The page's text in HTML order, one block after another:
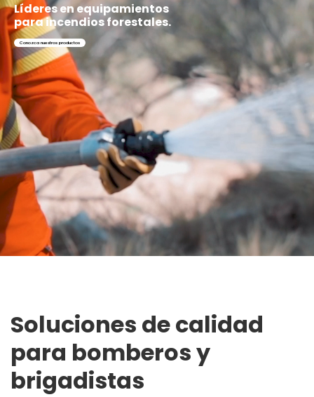
Líderes en equipamientos
para incendios forestales.
Conozca nuestros productos
Soluciones de calidad
para bomberos y
brigadistas